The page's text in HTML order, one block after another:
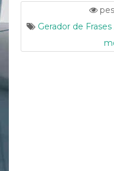
Gerador de